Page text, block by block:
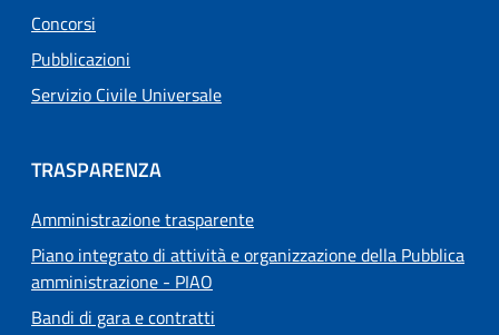
Concorsi
Pubblicazioni
Servizio Civile Universale
TRASPARENZA
Amministrazione trasparente
Piano integrato di attività e organizzazione della Pubblica
amministrazione - PIAO
Bandi di gara e contratti